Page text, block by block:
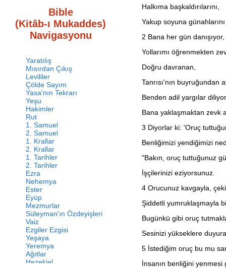
Bible
(Kitâb-ı Mukaddes)
Navigasyonu
Yaratılış
Mısırdan Çıkış
Levililer
Çölde Sayım
Yasa'nın Tekrarı
Yeşu
Hakimler
Rut
1. Samuel
2. Samuel
1. Krallar
2. Krallar
1. Tarihler
2. Tarihler
Ezra
Nehemya
Ester
Eyüp
Mezmurlar
Süleyman'ın Özdeyişleri
Vaiz
Ezgiler Ezgisi
Yeşaya
Yeremya
Ağıtlar
Hezekiel
Halkıma başkaldırılarını,
Yakup soyuna
2 Bana her gün danışıyor,
Yollarımı öğrenmekten
Doğru davranan,
Tanrısı'nın buyruğundan
Benden adil yargılar
Bana yaklaşmaktan zevk
3 Diyorlar ki: 'Oruç
Benliğimizi yendiğimizi
"Bakın, oruç tuttuğunuz
İşçilerinizi eziyorsunuz.
4 Orucunuz kavgayla,
Şiddetli yumruklaşmayla
Bugünkü gibi oruç
Sesinizi yükseklere
5 İstediğim oruç bu mu
İnsanın benliğini